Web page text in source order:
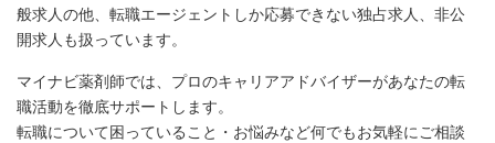
般求人の他、転職エージェントしか応募できない独占求人、非公
開求人も扱っています。
マイナビ薬剤師では、プロのキャリアアドバイザーがあなたの転
職活動を徹底サポートします。
転職について困っていること・お悩みなど何でもお気軽にご相談